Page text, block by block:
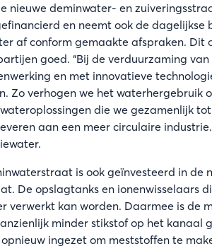
nieuwe deminwater- en
en neemt ook de
af conform gemaakte afspraken. Dit
goed. “Bij de verduurzaming
en met innovatieve
Zo verhogen we het waterhergebruik
die we gezamenlijk
aan een meer circulaire
is ook geïnvesteerd in
De opslagtanks en ionenwisselaars
verwerkt kan worden. Daarmee is de
minder stikstof op het kanaal
ingezet om meststoffen te